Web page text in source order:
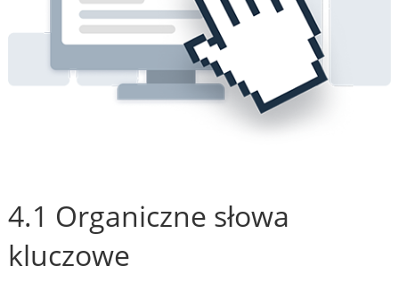
4.1 Organiczne słowa
kluczowe